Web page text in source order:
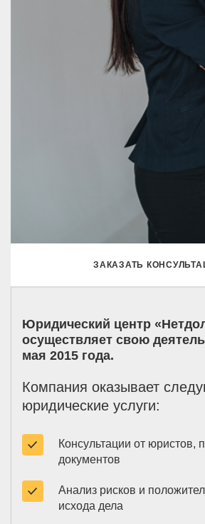
ЗАКАЗАТЬ
Юридический центр
осуществляет свою
мая 2015 года.
Компания оказывает
юридические услуги:
Консультации от юристов,
документов
Анализ рисков и
исхода дела